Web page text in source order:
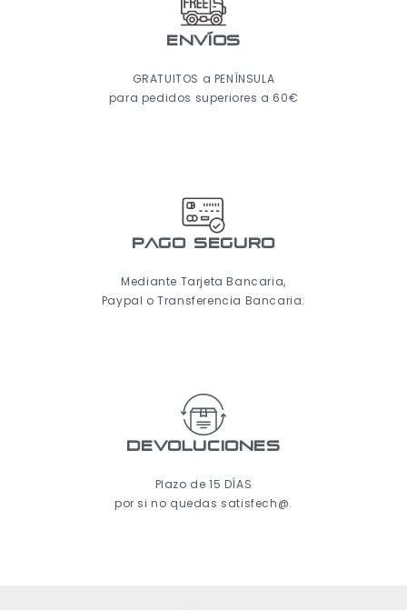
ENVÍOS
GRATUITOS a PENÍNSULA
para pedidos superiores a 60€
pago seguro
Mediante Tarjeta Bancaria,
Paypal o Transferencia Bancaria.
Devoluciones
Plazo de 15 DÍAS
por si no quedas satisfech@.